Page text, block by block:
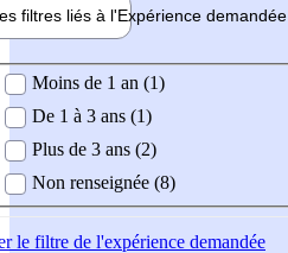
filtres liés à l'Expérience demandée
demandée
Moins de 1 an (1)
De 1 à 3 ans (1)
Plus de 3 ans (2)
Non renseignée (8)
le filtre de l'expérience demandée